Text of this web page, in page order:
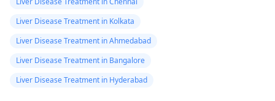
Liver Disease Treatment in Kolkata
Liver Disease Treatment in Ahmedabad
Liver Disease Treatment in Bangalore
Liver Disease Treatment in Hyderabad